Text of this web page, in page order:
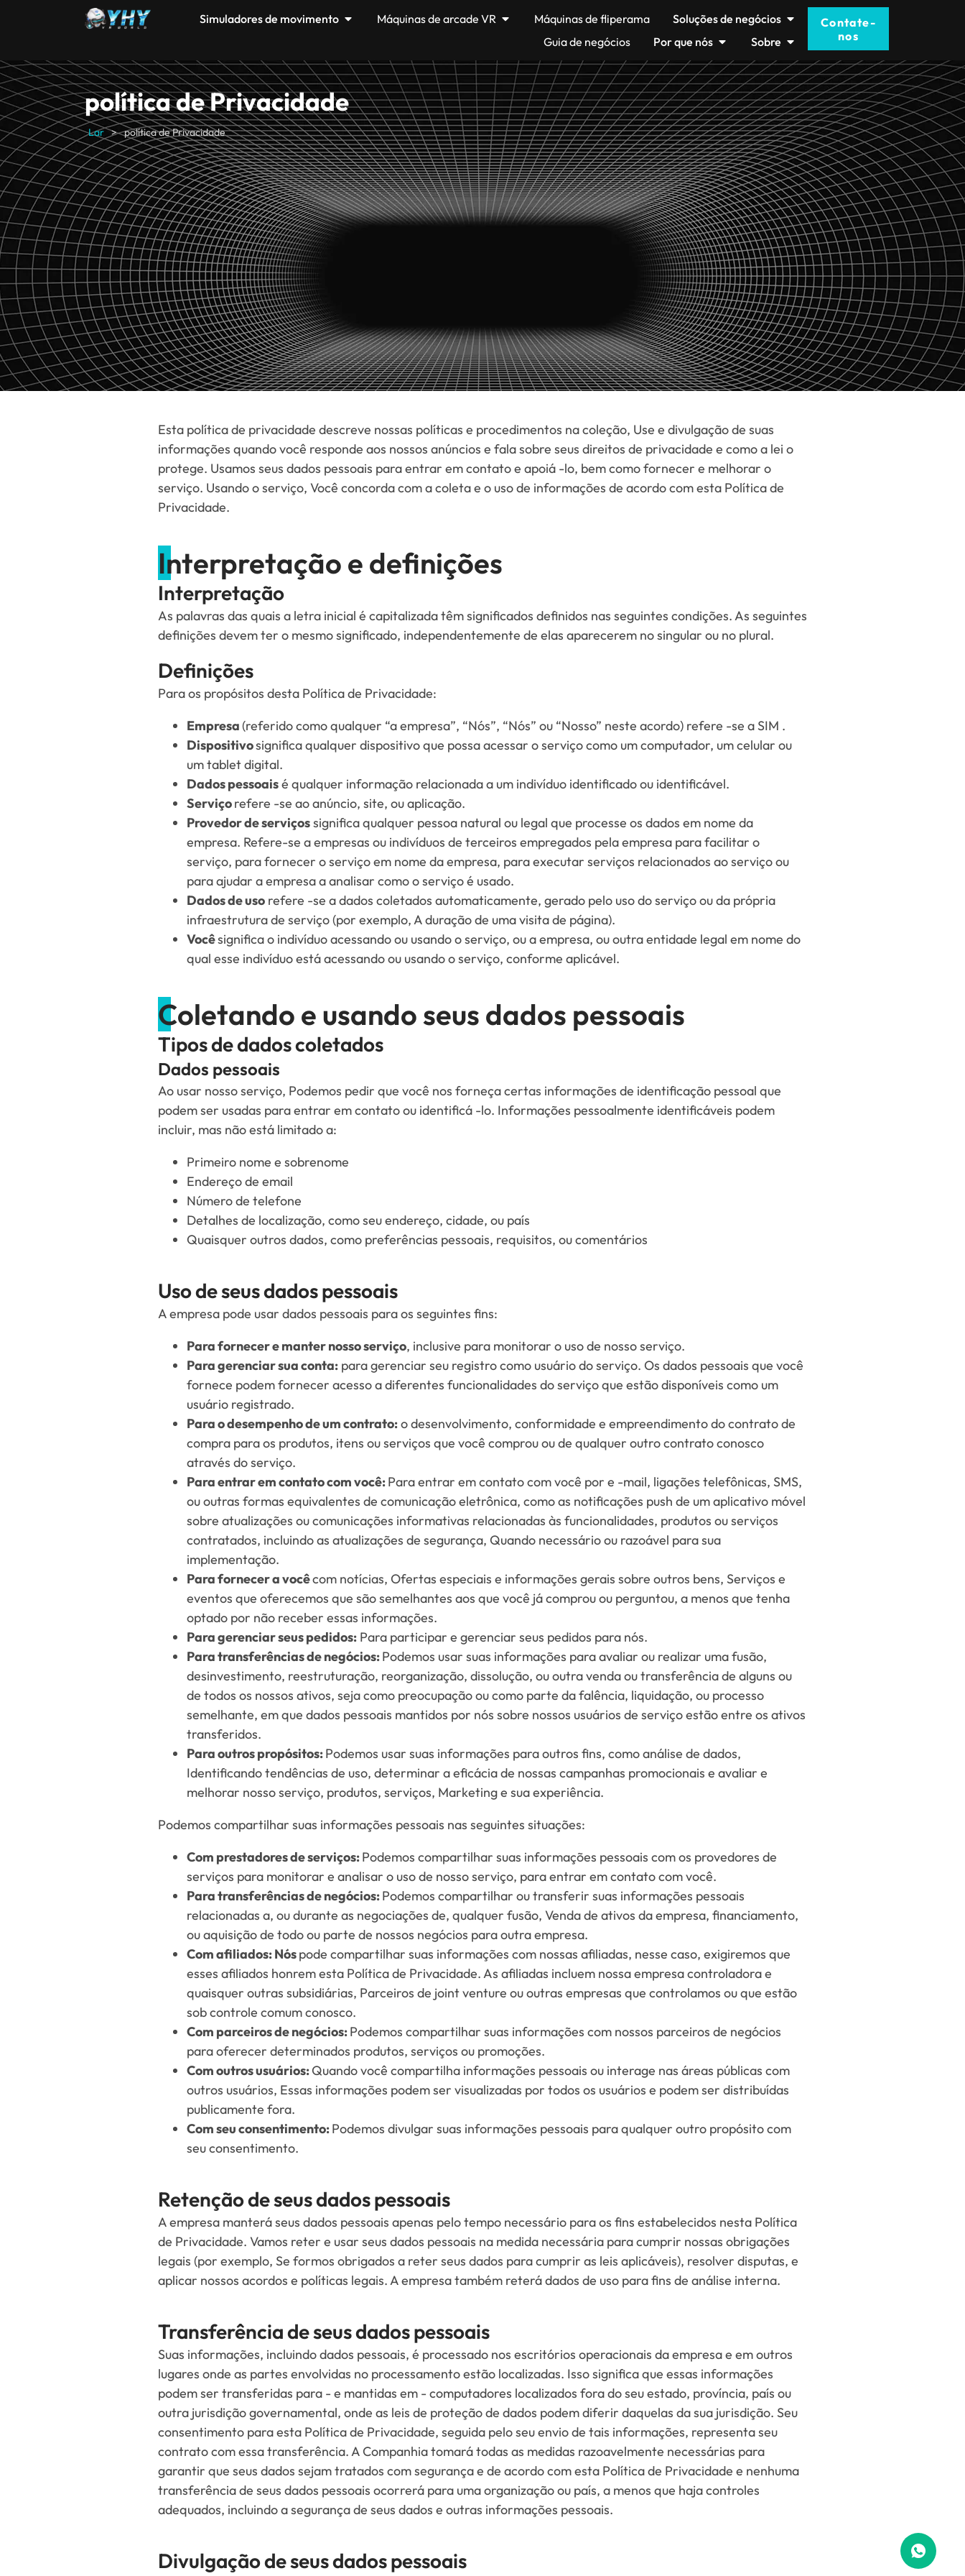
Simuladores de movimento Máquinas de arcade VR Máquinas de fliperama
Soluções de negócios
Guia de negócios
Por que nós Sobre
Contate-
nos
política de Privacidade
Lar > política de Privacidade
Esta política de privacidade descreve nossas políticas e procedimentos na coleção, Use e divulgação de suas
informações quando você responde aos nossos anúncios e fala sobre seus direitos de privacidade e como a lei o
protege. Usamos seus dados pessoais para entrar em contato e apoiá -lo, bem como fornecer e melhorar o
serviço. Usando o serviço, Você concorda com a coleta e o uso de informações de acordo com esta Política de
Privacidade.
Interpretação e definições
Interpretação
As palavras das quais a letra inicial é capitalizada têm significados definidos nas seguintes condições. As seguintes
definições devem ter o mesmo significado, independentemente de elas aparecerem no singular ou no plural.
Definições
Para os propósitos desta Política de Privacidade:
Empresa(referido como qualquer “a empresa”, “Nós”, “Nós” ou “Nosso” neste acordo) refere -se a SIM .
Dispositivosignifica qualquer dispositivo que possa acessar o serviço como um computador, um celular ou
um tablet digital.
Dados pessoaisé qualquer informação relacionada a um indivíduo identificado ou identificável.
Serviçorefere -se ao anúncio, site, ou aplicação.
Provedor de serviçossignifica qualquer pessoa natural ou legal que processe os dados em nome da
empresa. Refere-se a empresas ou indivíduos de terceiros empregados pela empresa para facilitar o
serviço, para fornecer o serviço em nome da empresa, para executar serviços relacionados ao serviço ou
para ajudar a empresa a analisar como o serviço é usado.
Dados de uso refere -se a dados coletados automaticamente, gerado pelo uso do serviço ou da própria
infraestrutura de serviço (por exemplo, A duração de uma visita de página).
Vocêsignifica o indivíduo acessando ou usando o serviço, ou a empresa, ou outra entidade legal em nome do
qual esse indivíduo está acessando ou usando o serviço, conforme aplicável.
Coletando e usando seus dados pessoais
Tipos de dados coletados
Dados pessoais
Ao usar nosso serviço, Podemos pedir que você nos forneça certas informações de identificação pessoal que
podem ser usadas para entrar em contato ou identificá -lo. Informações pessoalmente identificáveis ​​podem
incluir, mas não está limitado a:
Primeiro nome e sobrenome
Endereço de email
Número de telefone
Detalhes de localização, como seu endereço, cidade, ou país
Quaisquer outros dados, como preferências pessoais, requisitos, ou comentários
Uso de seus dados pessoais
A empresa pode usar dados pessoais para os seguintes fins:
Para fornecer e manter nosso serviço, inclusive para monitorar o uso de nosso serviço.
Para gerenciar sua conta: para gerenciar seu registro como usuário do serviço. Os dados pessoais que você
fornece podem fornecer acesso a diferentes funcionalidades do serviço que estão disponíveis como um
usuário registrado.
Para o desempenho de um contrato:o desenvolvimento, conformidade e empreendimento do contrato de
compra para os produtos, itens ou serviços que você comprou ou de qualquer outro contrato conosco
através do serviço.
Para entrar em contato com você:Para entrar em contato com você por e -mail, ligações telefônicas, SMS,
ou outras formas equivalentes de comunicação eletrônica, como as notificações push de um aplicativo móvel
sobre atualizações ou comunicações informativas relacionadas às funcionalidades, produtos ou serviços
contratados, incluindo as atualizações de segurança, Quando necessário ou razoável para sua
implementação.
Para fornecer a vocêcom notícias, Ofertas especiais e informações gerais sobre outros bens, Serviços e
eventos que oferecemos que são semelhantes aos que você já comprou ou perguntou, a menos que tenha
optado por não receber essas informações.
Para gerenciar seus pedidos: Para participar e gerenciar seus pedidos para nós.
Para transferências de negócios:Podemos usar suas informações para avaliar ou realizar uma fusão,
desinvestimento, reestruturação, reorganização, dissolução, ou outra venda ou transferência de alguns ou
de todos os nossos ativos, seja como preocupação ou como parte da falência, liquidação, ou processo
semelhante, em que dados pessoais mantidos por nós sobre nossos usuários de serviço estão entre os ativos
transferidos.
Para outros propósitos:Podemos usar suas informações para outros fins, como análise de dados,
Identificando tendências de uso, determinar a eficácia de nossas campanhas promocionais e avaliar e
melhorar nosso serviço, produtos, serviços, Marketing e sua experiência.
Podemos compartilhar suas informações pessoais nas seguintes situações:
Com prestadores de serviços:Podemos compartilhar suas informações pessoais com os provedores de
serviços para monitorar e analisar o uso de nosso serviço, para entrar em contato com você.
Para transferências de negócios:Podemos compartilhar ou transferir suas informações pessoais
relacionadas a, ou durante as negociações de, qualquer fusão, Venda de ativos da empresa, financiamento,
ou aquisição de todo ou parte de nossos negócios para outra empresa.
Com afiliados: Nóspode compartilhar suas informações com nossas afiliadas, nesse caso, exigiremos que
esses afiliados honrem esta Política de Privacidade. As afiliadas incluem nossa empresa controladora e
quaisquer outras subsidiárias, Parceiros de joint venture ou outras empresas que controlamos ou que estão
sob controle comum conosco.
Com parceiros de negócios:Podemos compartilhar suas informações com nossos parceiros de negócios
para oferecer determinados produtos, serviços ou promoções.
Com outros usuários:Quando você compartilha informações pessoais ou interage nas áreas públicas com
outros usuários, Essas informações podem ser visualizadas por todos os usuários e podem ser distribuídas
publicamente fora.
Com seu consentimento:Podemos divulgar suas informações pessoais para qualquer outro propósito com
seu consentimento.
Retenção de seus dados pessoais
A empresa manterá seus dados pessoais apenas pelo tempo necessário para os fins estabelecidos nesta Política
de Privacidade. Vamos reter e usar seus dados pessoais na medida necessária para cumprir nossas obrigações
legais (por exemplo, Se formos obrigados a reter seus dados para cumprir as leis aplicáveis), resolver disputas, e
aplicar nossos acordos e políticas legais. A empresa também reterá dados de uso para fins de análise interna.
Transferência de seus dados pessoais
Suas informações, incluindo dados pessoais, é processado nos escritórios operacionais da empresa e em outros
lugares onde as partes envolvidas no processamento estão localizadas. Isso significa que essas informações
podem ser transferidas para - e mantidas em - computadores localizados fora do seu estado, província, país ou
outra jurisdição governamental, onde as leis de proteção de dados podem diferir daquelas da sua jurisdição. Seu
consentimento para esta Política de Privacidade, seguida pelo seu envio de tais informações, representa seu
contrato com essa transferência. A Companhia tomará todas as medidas razoavelmente necessárias para
garantir que seus dados sejam tratados com segurança e de acordo com esta Política de Privacidade e nenhuma
transferência de seus dados pessoais ocorrerá para uma organização ou país, a menos que haja controles
adequados, incluindo a segurança de seus dados e outras informações pessoais.
Divulgação de seus dados pessoais